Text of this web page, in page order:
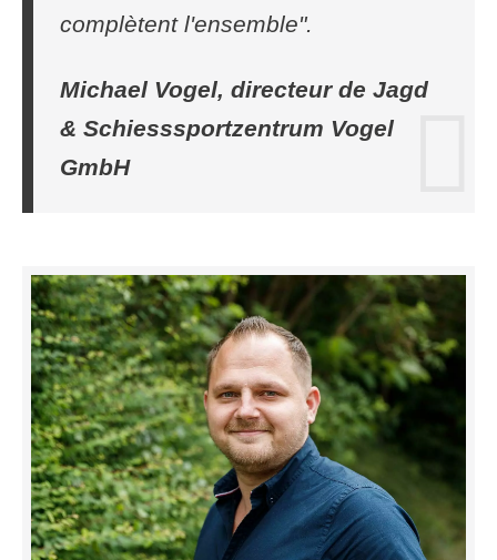
complètent l'ensemble".
Michael Vogel, directeur de Jagd
& Schiesssportzentrum Vogel
GmbH